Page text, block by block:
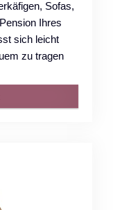
Sofas,
Ihres
sich leicht
zu tragen